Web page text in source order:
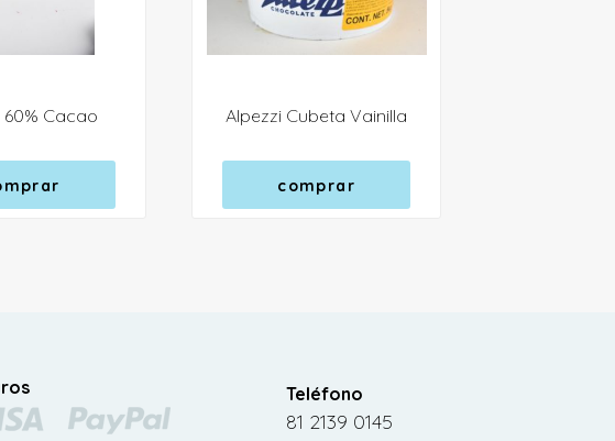
60% Cacao Alpezzi Cubeta Vainilla
comprar
Teléfono
81 2139 0145